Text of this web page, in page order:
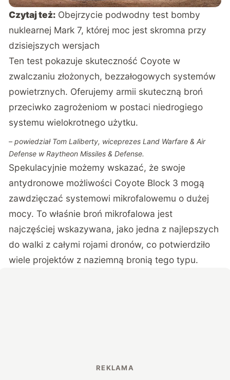
Czytaj też: Obejrzycie podwodny test bomby
nuklearnej Mark 7, której moc jest skromna przy
dzisiejszych wersjach
Ten test pokazuje skuteczność Coyote w
zwalczaniu złożonych, bezzałogowych systemów
powietrznych. Oferujemy armii skuteczną broń
przeciwko zagrożeniom w postaci niedrogiego
systemu wielokrotnego użytku.
– powiedział Tom Laliberty, wiceprezes Land Warfare & Air
Defense w Raytheon Missiles & Defense.
Spekulacyjnie możemy wskazać, że swoje
antydronowe możliwości Coyote Block 3 mogą
zawdzięczać systemowi mikrofalowemu o dużej
mocy. To właśnie broń mikrofalowa jest
najczęściej wskazywana, jako jedna z najlepszych
do walki z całymi rojami dronów, co potwierdziło
wiele projektów z naziemną bronią tego typu.